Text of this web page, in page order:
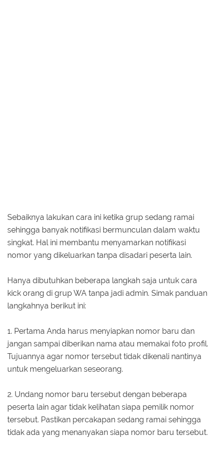
Sebaiknya lakukan cara ini ketika grup sedang ramai
sehingga banyak notifikasi bermunculan dalam waktu
singkat. Hal ini membantu menyamarkan notifikasi
nomor yang dikeluarkan tanpa disadari peserta lain.
Hanya dibutuhkan beberapa langkah saja untuk cara
kick orang di grup WA tanpa jadi admin. Simak panduan
langkahnya berikut ini:
1. Pertama Anda harus menyiapkan nomor baru dan
jangan sampai diberikan nama atau memakai foto profil.
Tujuannya agar nomor tersebut tidak dikenali nantinya
untuk mengeluarkan seseorang.
2. Undang nomor baru tersebut dengan beberapa
peserta lain agar tidak kelihatan siapa pemilik nomor
tersebut. Pastikan percakapan sedang ramai sehingga
tidak ada yang menanyakan siapa nomor baru tersebut.